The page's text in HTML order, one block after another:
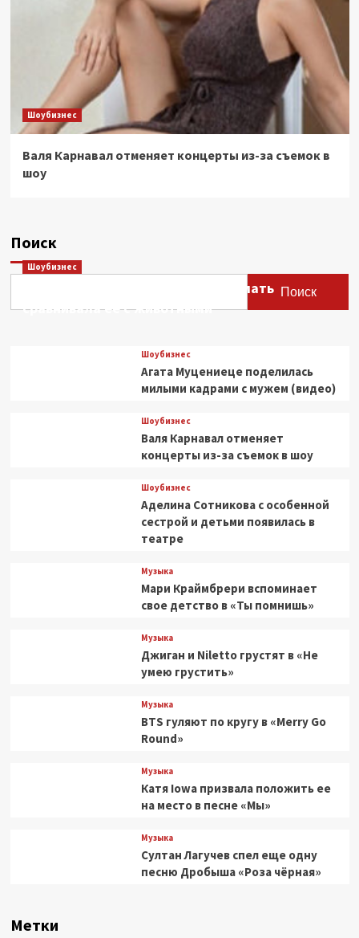
Шоубизнес
Валя Карнавал отменяет концерты из-за съемок в
шоу
Поиск
Поиск
Шоубизнес
Этери Тутберидзе заявила, что мать
сравнивала ее с животными
Шоубизнес
Агата Муцениеце поделилась
милыми кадрами с мужем (видео)
Шоубизнес
Валя Карнавал отменяет
концерты из-за съемок в шоу
Шоубизнес
Аделина Сотникова с особенной
сестрой и детьми появилась в
театре
Музыка
Мари Краймбрери вспоминает
свое детство в «Ты помнишь»
Музыка
Джиган и Niletto грустят в «Не
умею грустить»
Музыка
BTS гуляют по кругу в «Merry Go
Round»
Музыка
Катя Iowa призвала положить ее
на место в песне «Мы»
Музыка
Султан Лагучев спел еще одну
песню Дробыша «Роза чёрная»
Метки